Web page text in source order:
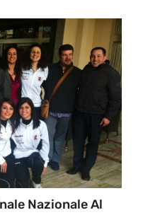
Nazionale Al